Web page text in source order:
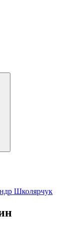
Школярчук